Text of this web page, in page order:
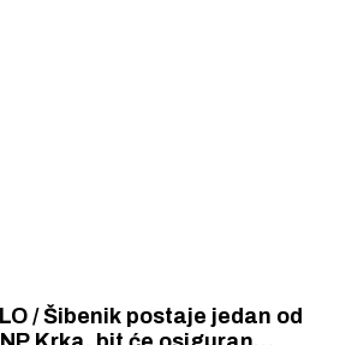
/ Šibenik postaje jedan od